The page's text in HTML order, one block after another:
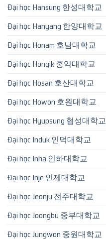
Đại học Hansung 한성대학교
Đại học Hanyang 한양대학교
Đại học Honam 호남대학교
Đại học Hongik 홍익대학교
Đại học Hosan 호산대학교
Đại học Howon 호원대학교
Đại học Hyupsung 협성대학교
Đại học Induk 인덕대학교
Đại học Inha 인하대학교
Đại học Inje 인제대학교
Đại học Jeonju 전주대학교
Đại học Joongbu 중부대학교
Đại học Jungwon 중원대학교